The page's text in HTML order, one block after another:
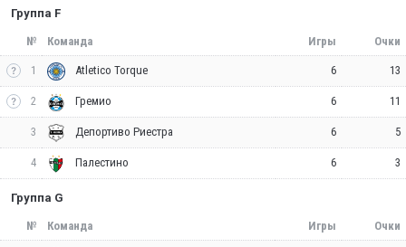
Группа F
№ Команда Игры Очки
1 Atletico Torque 6 13
2 Гремио 6 11
3 Депортиво Риестра 6 5
4 Палестино 6 3
Группа G
№ Команда Игры Очки